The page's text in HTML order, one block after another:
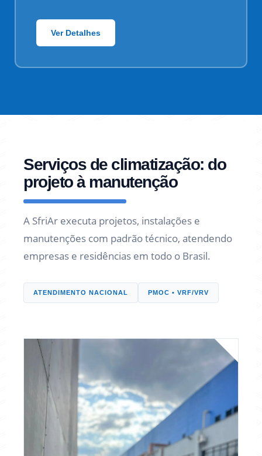
Ver Detalhes
Serviços de climatização: do
projeto à manutenção
A SfriAr executa projetos, instalações e
manutenções com padrão técnico, atendendo
empresas e residências em todo o Brasil.
ATENDIMENTO NACIONAL PMOC • VRF/VRV